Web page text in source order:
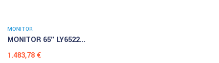
MONITOR
MONITOR 65" LY6522...
Prezzo
1.483,78 €